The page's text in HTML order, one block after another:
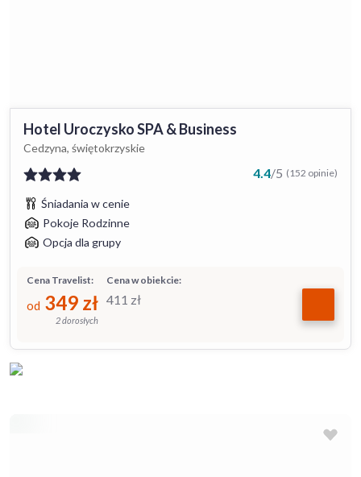
Hotel Uroczysko SPA & Business
Cedzyna, świętokrzyskie
4.4/5 (152 opinie)
Śniadania w cenie
Pokoje Rodzinne
Opcja dla grupy
Cena w obiekcie:
411 zł
Cena Travelist:
od 349 zł
2 dorosłych